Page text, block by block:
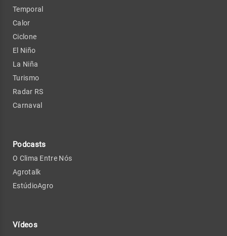
Temporal
Calor
Ciclone
El Niño
La Niña
Turismo
Radar RS
Carnaval
Podcasts
O Clima Entre Nós
Agrotalk
EstúdioAgro
Vídeos